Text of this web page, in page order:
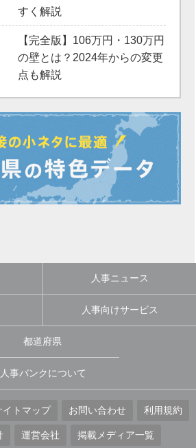
すく解説
【完全版】106万円・130万円
の壁とは？2024年からの変更
点も解説
人事ニュース
人事向けサービス
都道府県
人事バンクについて
イトマップ お問い合わせ 利用規約
運営会社 掲載メディア一覧